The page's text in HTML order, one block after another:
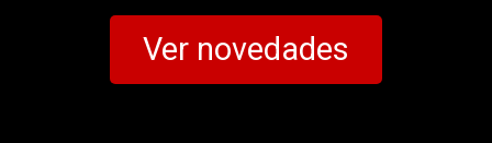
Ver novedades